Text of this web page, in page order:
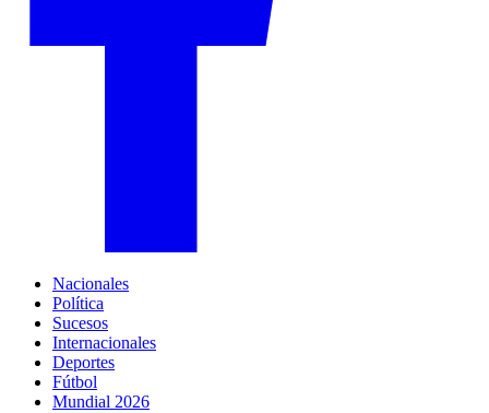
Nacionales
Política
Sucesos
Internacionales
Deportes
Fútbol
Mundial 2026